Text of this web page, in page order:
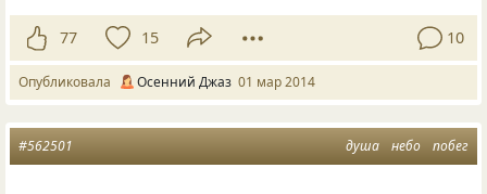
77 15 10
Опубликовала Осенний Джаз 01 мар 2014
душа небо побег
#562501